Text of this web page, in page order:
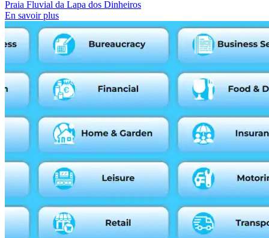
Praia Fluvial da Lapa dos Dinheiros
En savoir plus